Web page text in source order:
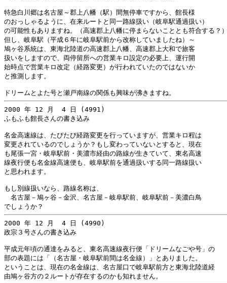
特急白川郷は名古屋～郡上八幡（駅）間無停車ですから、館長様
のおっしゃるように、在来ルートと同一路線扱い（岐阜駅通過扱い）
の可能性もありますね。（高速郡上八幡に停まらないこととも符合する？
但し、岐阜駅（平成６年に岐阜駅前から改称していましたね）～
鳩ヶ谷系統は、東海北陸道の高速郡上八幡、高速郡上大和で旅客
扱いをしますので、両停留所への営業キロ設定の必要上、運行開
始時点で営業キロ改定（経路変更）が行われていたのではないか
と推測します。
2000 年 12 月  4 日 (4991)
ふもふも館長さんの書き込み
名金高速線は、たびたび経路変更を行っていますが、営業キロ程は
変更されているのでしょうか？もし変わっていないとすると、現在
も尾張一宮・岐阜駅前・美濃市経由の路線が生きていて、東名高速
線夜行便も名金線高速便も、岐阜駅前を通過扱いする同一路線扱い
と思われます。
もし別線扱いなら、路線名称は、
名古屋－鳩ヶ谷－金沢、名古屋－岐阜駅前、岐阜駅前－美濃白鳥
2000 年 12 月  4 日 (4990)
政宗３号さんの書き込み
平成元年頃の通達をみると、東名高速線夜行便「ドリームなごや号」の
部の表題には「（名古屋・岐阜駅前間は名金線）」とありました。
ということは、現在の名金線は、名古屋口で岐阜駅前方と東海北陸道経